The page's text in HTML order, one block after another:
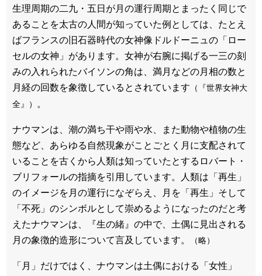
生理周期の二九・五日が月の運行周期とまったく同じで
あることを太古の人間が知っていた例としては、たとえ
ばフランスの旧石器時代の女神像ドルドーニュの「ロー
セルの女神」があります。女神が右腕に掲げる一三の刻
みの入れられたバイソンの角は、満月などの月相の数と
月経の回数を象徴しているとされています （『世界女神大
全』）
。
ナウマンは、潮の満ち干や雨や水、また動物や植物の生
態など、あらゆる自然現象がことごとく月に支配されて
いることを古くから人類は知っていたとするロバート・
ブリフォールの指摘を引用しています。人類は「再生」
のイメージを月の運行になぞらえ、月を「再生」そして
「不死」のシンボルとして崇めるようになったのだと考
えたナウマンは、『生の緒』の中で、土偶に見出される
月の象徴的造形について言及しています。
（略）
「月」だけではく、ナウマンは土偶における「女性」